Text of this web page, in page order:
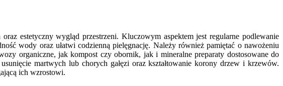
estetyczny wygląd przestrzeni. Kluczowym aspektem jest regularne podlewanie
wody oraz ułatwi codzienną pielęgnację. Należy również pamiętać o nawożeniu
organiczne, jak kompost czy obornik, jak i mineralne preparaty dostosowane do
martwych lub chorych gałęzi oraz kształtowanie korony drzew i krzewów.
ich wzrostowi.